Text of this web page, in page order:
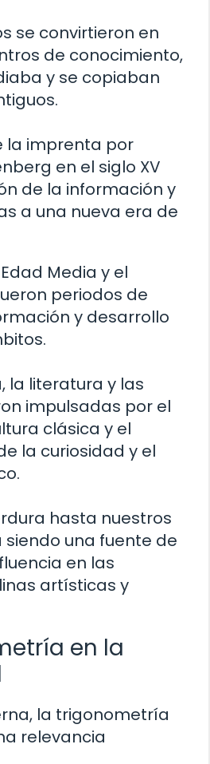
se convirtieron en
de conocimiento,
y se copiaban
la imprenta por
en el siglo XV
de la información y
a una nueva era de
Media y el
periodos de
y desarrollo
la literatura y las
impulsadas por el
clásica y el
la curiosidad y el
hasta nuestros
una fuente de
en las
artísticas y
en la
la trigonometría
relevancia